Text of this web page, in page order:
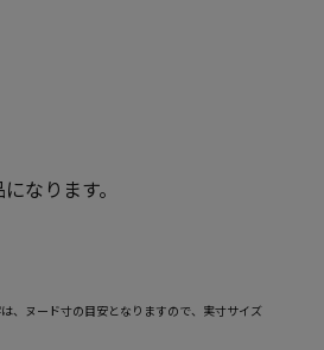
なります。
、ヌード寸の目安となりますので、実寸サイズ